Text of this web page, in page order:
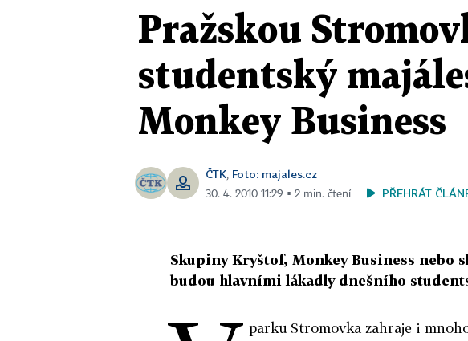
Pražskou
studentský
Monkey Business
ČTK, Foto: majales.cz
30. 4. 2010 11:29 ▪ 2 min. čtení PŘEHRÁT
Skupiny Kryštof, Monkey Business nebo
budou hlavními lákadly dnešního
parku Stromovka zahraje i